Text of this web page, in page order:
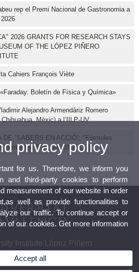
rep el Premi Nacional de Gastronomia a
2026 GRANTS FOR RESEARCH STAYS
OF THE LÓPEZ PIÑERO
Cahiers François Viète
Boletín de Física y Química»
Alejandro Armendáriz Romero
Mèxic) a l’IILP-UV
DE “SABERS EN ACCIÓ”: "Fórmules
Bertomeu Sánchez (IILP-UV)
Institute López Piñero
privacy policy
for us. Therefore, we inform you
and third-party cookies to perform
measurement of our website in order
well as provide functionalities to
our traffic. To continue accept or
of our cookies. Get more information
Accept all